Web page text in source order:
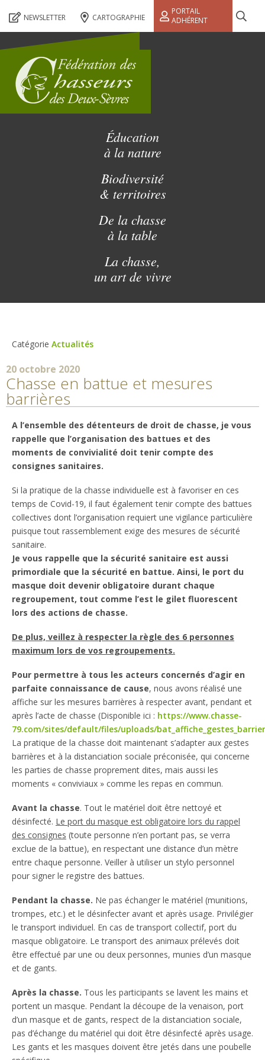
NEWSLETTER CARTOGRAPHIE
PORTAIL
ADHÉRENT
Éducation
à la nature
Biodiversité
& territoires
De la chasse
à la table
La chasse,
un art de vivre
Catégorie Actualités
20 octobre 2020
Chasse en battue et mesures
barrières
A l’ensemble des détenteurs de droit de chasse, je vous
rappelle que l’organisation des battues et des
moments de convivialité doit tenir compte des
consignes sanitaires.
Si la pratique de la chasse individuelle est à favoriser en ces
temps de Covid-19, il faut également tenir compte des battues
collectives dont l’organisation requiert une vigilance particulière
puisque tout rassemblement exige des mesures de sécurité
sanitaire.
Je vous rappelle que la sécurité sanitaire est aussi
primordiale que la sécurité en battue. Ainsi, le port du
masque doit devenir obligatoire durant chaque
regroupement, tout comme l’est le gilet fluorescent
lors des actions de chasse.
De plus, veillez à respecter la règle des 6 personnes
maximum lors de vos regroupements.
Pour permettre à tous les acteurs concernés d’agir en
parfaite connaissance de cause, nous avons réalisé une
affiche sur les mesures barrières à respecter avant, pendant et
après l’acte de chasse (Disponible ici : https://www.chasse-
79.com/sites/default/files/uploads/
La pratique de la chasse doit maintenant s’adapter aux gestes
barrières et à la distanciation sociale préconisée, qui concerne
les parties de chasse proprement dites, mais aussi les
moments « conviviaux » comme les repas en commun.
Avant la chasse. Tout le matériel doit être nettoyé et
désinfecté. Le port du masque est obligatoire lors du rappel
des consignes (toute personne n’en portant pas, se verra
exclue de la battue), en respectant une distance d’un mètre
entre chaque personne. Veiller à utiliser un stylo personnel
pour signer le registre des battues.
Pendant la chasse. Ne pas échanger le matériel (munitions,
trompes, etc.) et le désinfecter avant et après usage. Privilégier
le transport individuel. En cas de transport collectif, port du
masque obligatoire. Le transport des animaux prélevés doit
être effectué par une ou deux personnes, munies d’un masque
et de gants.
Après la chasse. Tous les participants se lavent les mains et
portent un masque. Pendant la découpe de la venaison, port
d’un masque et de gants, respect de la distanciation sociale,
pas d’échange du matériel qui doit être désinfecté après usage.
Les gants et les masques doivent être jetés dans une poubelle